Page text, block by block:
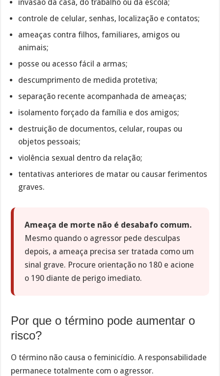
invasão da casa, do trabalho ou da escola;
controle de celular, senhas, localização e contatos;
ameaças contra filhos, familiares, amigos ou
animais;
posse ou acesso fácil a armas;
descumprimento de medida protetiva;
separação recente acompanhada de ameaças;
isolamento forçado da família e dos amigos;
destruição de documentos, celular, roupas ou
objetos pessoais;
violência sexual dentro da relação;
tentativas anteriores de matar ou causar ferimentos
graves.
Ameaça de morte não é desabafo comum.
Mesmo quando o agressor pede desculpas
depois, a ameaça precisa ser tratada como um
sinal grave. Procure orientação no 180 e acione
o 190 diante de perigo imediato.
Por que o término pode aumentar o
risco?
O término não causa o feminicídio. A responsabilidade
permanece totalmente com o agressor.